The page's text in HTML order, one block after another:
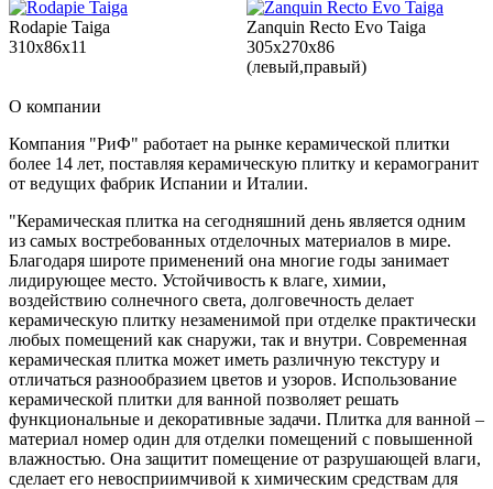
Rodapie Taiga
310x86x11
Zanquin Recto Evo Taiga
305x270x86
(левый,правый)
О компании
Компания "РиФ" работает на рынке керамической плитки
более 14 лет, поставляя керамическую плитку и керамогранит
от ведущих фабрик Испании и Италии.
"Керамическая плитка на сегодняшний день является одним
из самых востребованных отделочных материалов в мире.
Благодаря широте применений она многие годы занимает
лидирующее место. Устойчивость к влаге, химии,
воздействию солнечного света, долговечность делает
керамическую плитку незаменимой при отделке практически
любых помещений как снаружи, так и внутри. Современная
керамическая плитка может иметь различную текстуру и
отличаться разнообразием цветов и узоров. Использование
керамической плитки для ванной позволяет решать
функциональные и декоративные задачи. Плитка для ванной –
материал номер один для отделки помещений с повышенной
влажностью. Она защитит помещение от разрушающей влаги,
сделает его невосприимчивой к химическим средствам для